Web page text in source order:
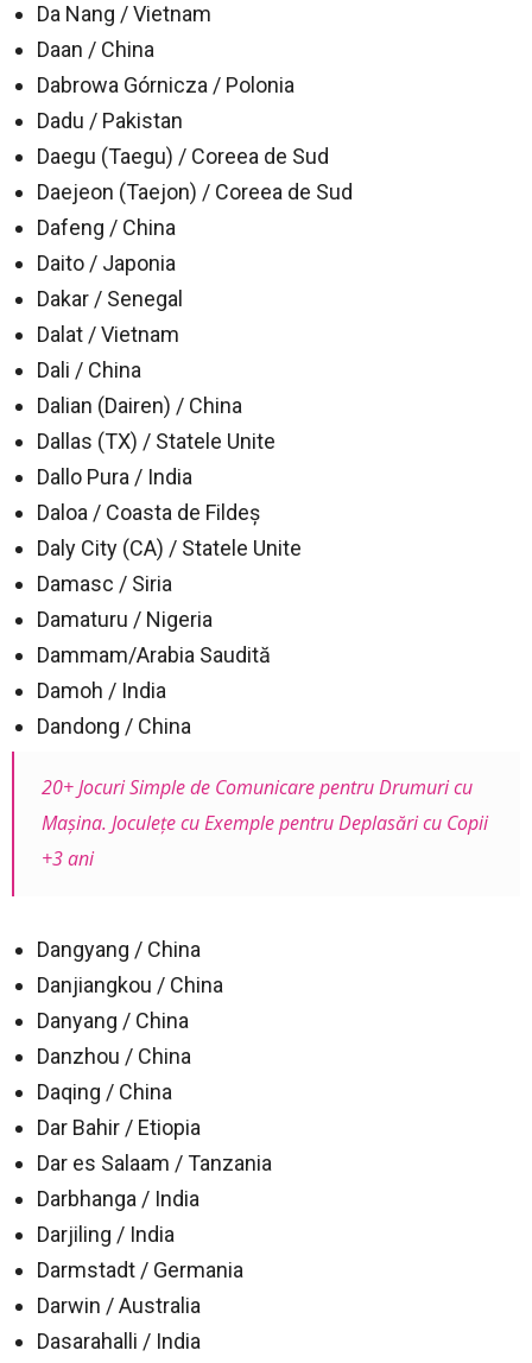
Da Nang / Vietnam
Daan / China
Dabrowa Górnicza / Polonia
Dadu / Pakistan
Daegu (Taegu) / Coreea de Sud
Daejeon (Taejon) / Coreea de Sud
Dafeng / China
Daito / Japonia
Dakar / Senegal
Dalat / Vietnam
Dali / China
Dalian (Dairen) / China
Dallas (TX) / Statele Unite
Dallo Pura / India
Daloa / Coasta de Fildeş
Daly City (CA) / Statele Unite
Damasc / Siria
Damaturu / Nigeria
Dammam/Arabia Saudită
Damoh / India
Dandong / China
20+ Jocuri Simple de Comunicare pentru Drumuri cu
Mașina. Joculețe cu Exemple pentru Deplasări cu Copii
+3 ani
Dangyang / China
Danjiangkou / China
Danyang / China
Danzhou / China
Daqing / China
Dar Bahir / Etiopia
Dar es Salaam / Tanzania
Darbhanga / India
Darjiling / India
Darmstadt / Germania
Darwin / Australia
Dasarahalli / India